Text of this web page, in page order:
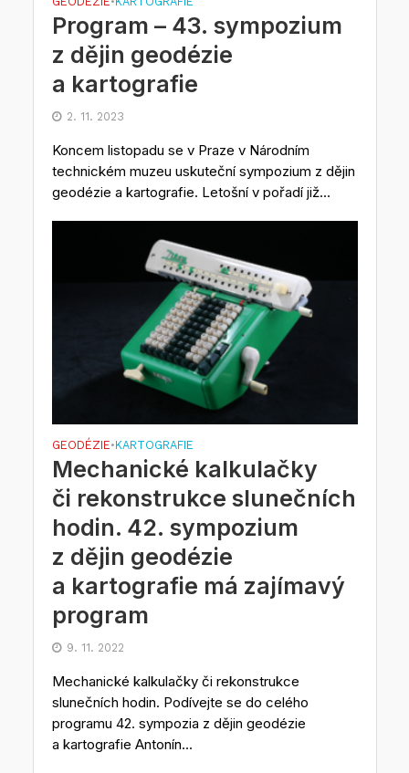
Program – 43. sympozium
z dějin geodézie
a kartografie
2. 11. 2023
Koncem listopadu se v Praze v Národním
technickém muzeu uskuteční sympozium z dějin
geodézie a kartografie. Letošní v pořadí již...
GEODÉZIE•KARTOGRAFIE
Mechanické kalkulačky
či rekonstrukce slunečních
hodin. 42. sympozium
z dějin geodézie
a kartografie má zajímavý
program
9. 11. 2022
Mechanické kalkulačky či rekonstrukce
slunečních hodin. Podívejte se do celého
programu 42. sympozia z dějin geodézie
a kartografie Antonín...